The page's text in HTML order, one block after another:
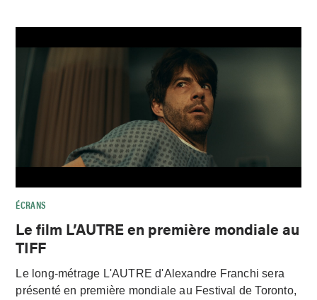
ÉCRANS
Le film L’AUTRE en première mondiale au
TIFF
Le long-métrage L'AUTRE d'Alexandre Franchi sera
présenté en première mondiale au Festival de Toronto,